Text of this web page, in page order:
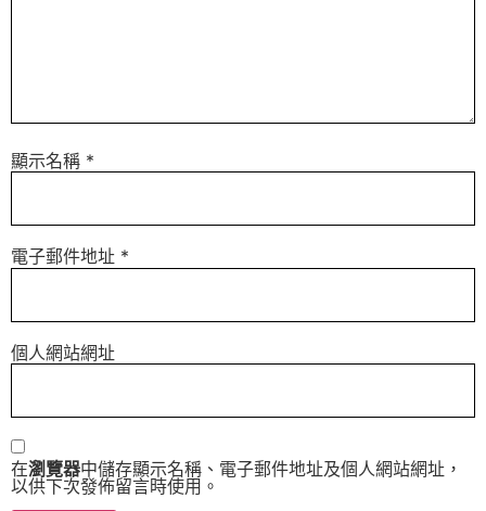
顯示名稱 *
電子郵件地址 *
個人網站網址
在瀏覽器中儲存顯示名稱、電子郵件地址及個人網站網址，
以供下次發佈留言時使用。